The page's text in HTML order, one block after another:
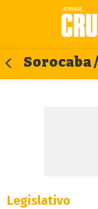
Sorocaba
Legislativo